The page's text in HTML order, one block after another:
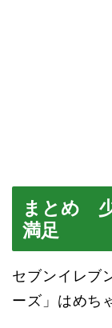
まとめ
満足
セブンイレブ
ーズ」はめち